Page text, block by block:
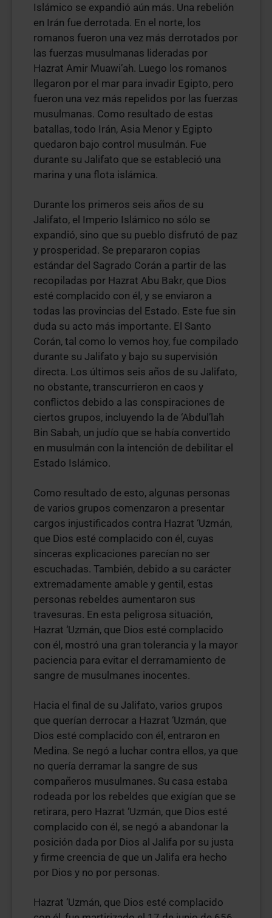
Islámico se expandió aún más. Una rebelión
en Irán fue derrotada. En el norte, los
romanos fueron una vez más derrotados por
las fuerzas musulmanas lideradas por
Hazrat Amir Muawi’ah. Luego los romanos
llegaron por el mar para invadir Egipto, pero
fueron una vez más repelidos por las fuerzas
musulmanas. Como resultado de estas
batallas, todo Irán, Asia Menor y Egipto
quedaron bajo control musulmán. Fue
durante su Jalifato que se estableció una
marina y una flota islámica.
Durante los primeros seis años de su
Jalifato, el Imperio Islámico no sólo se
expandió, sino que su pueblo disfrutó de paz
y prosperidad. Se prepararon copias
estándar del Sagrado Corán a partir de las
recopiladas por Hazrat Abu Bakr, que Dios
esté complacido con él, y se enviaron a
todas las provincias del Estado. Este fue sin
duda su acto más importante. El Santo
Corán, tal como lo vemos hoy, fue compilado
durante su Jalifato y bajo su supervisión
directa. Los últimos seis años de su Jalifato,
no obstante, transcurrieron en caos y
conflictos debido a las conspiraciones de
ciertos grupos, incluyendo la de ‘Abdul’lah
Bin Sabah, un judío que se había convertido
en musulmán con la intención de debilitar el
Estado Islámico.
Como resultado de esto, algunas personas
de varios grupos comenzaron a presentar
cargos injustificados contra Hazrat ‘Uzmán,
que Dios esté complacido con él, cuyas
sinceras explicaciones parecían no ser
escuchadas. También, debido a su carácter
extremadamente amable y gentil, estas
personas rebeldes aumentaron sus
travesuras. En esta peligrosa situación,
Hazrat ‘Uzmán, que Dios esté complacido
con él, mostró una gran tolerancia y la mayor
paciencia para evitar el derramamiento de
sangre de musulmanes inocentes.
Hacia el final de su Jalifato, varios grupos
que querían derrocar a Hazrat ‘Uzmán, que
Dios esté complacido con él, entraron en
Medina. Se negó a luchar contra ellos, ya que
no quería derramar la sangre de sus
compañeros musulmanes. Su casa estaba
rodeada por los rebeldes que exigían que se
retirara, pero Hazrat ‘Uzmán, que Dios esté
complacido con él, se negó a abandonar la
posición dada por Dios al Jalifa por su justa
y firme creencia de que un Jalifa era hecho
por Dios y no por personas.
Hazrat ‘Uzmán, que Dios esté complacido